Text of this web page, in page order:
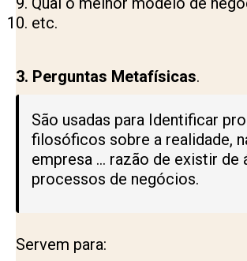
etc.
3. Perguntas Metafísicas.
São usadas para Identificar
filosóficos sobre a realidade,
empresa … razão de existir de
processos de negócios.
Servem para: